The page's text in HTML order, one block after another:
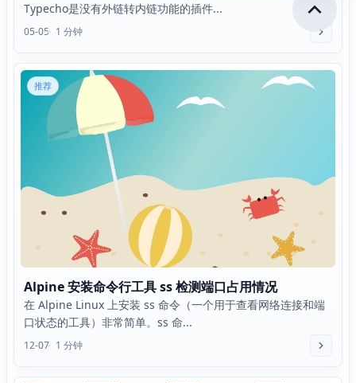
Typecho是没有外链转内链功能的插件...
05-05 1 分钟
推荐
Alpine 安装命令行工具 ss 检测端口占用情况
在 Alpine Linux 上安装 ss 命令（一个用于查看网络连接和端
口状态的工具）非常简单。ss 命...
12-07 1 分钟